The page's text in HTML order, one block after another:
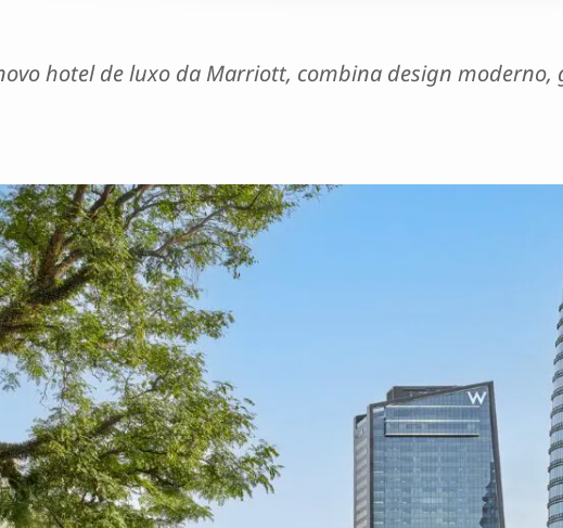
hotel de luxo da Marriott, combina design